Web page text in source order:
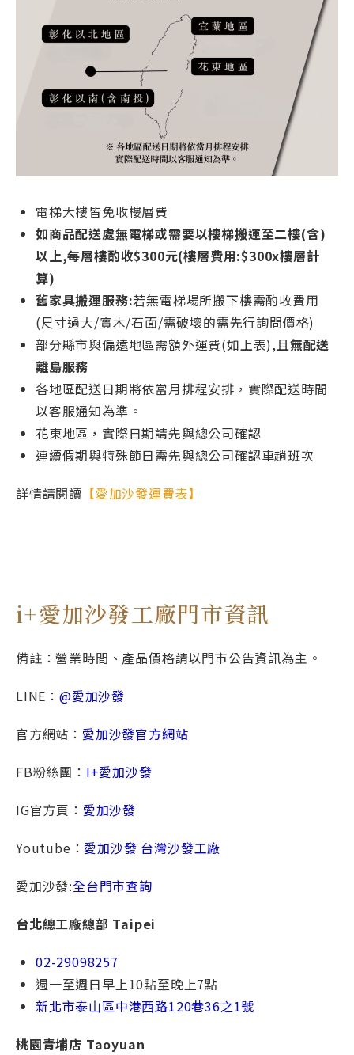
電梯大樓皆免收樓層費
如商品配送處無電梯或需要以樓梯搬運至二樓(含)
以上,每層樓酌收$300元(樓層費用:$300x樓層計
算)
舊家具搬運服務:若無電梯場所搬下樓需酌收費用
(尺寸過大/實木/石面/需破壞的需先行詢問價格)
部分縣市與偏遠地區需額外運費(如上表),且無配送
離島服務
各地區配送日期將依當月排程安排，實際配送時間
以客服通知為準。
花東地區，實際日期請先與總公司確認
連續假期與特殊節日需先與總公司確認車趟班次
詳情請閱讀 【愛加沙發運費表】
i+愛加沙發工廠門市資訊
備註：營業時間、產品價格請以門市公告資訊為主。
LINE： @愛加沙發
官方網站： 愛加沙發官方網站
FB粉絲團： I+愛加沙發
IG官方頁： 愛加沙發
Youtube： 愛加沙發 台灣沙發工廠
愛加沙發:全台門市查詢
台北總⼯廠總部 Taipei
02-29098257
週一⾄週日早上10點⾄晚上7點
新北市泰⼭區中港⻄路120巷36之1號
桃園青埔店 Taoyuan